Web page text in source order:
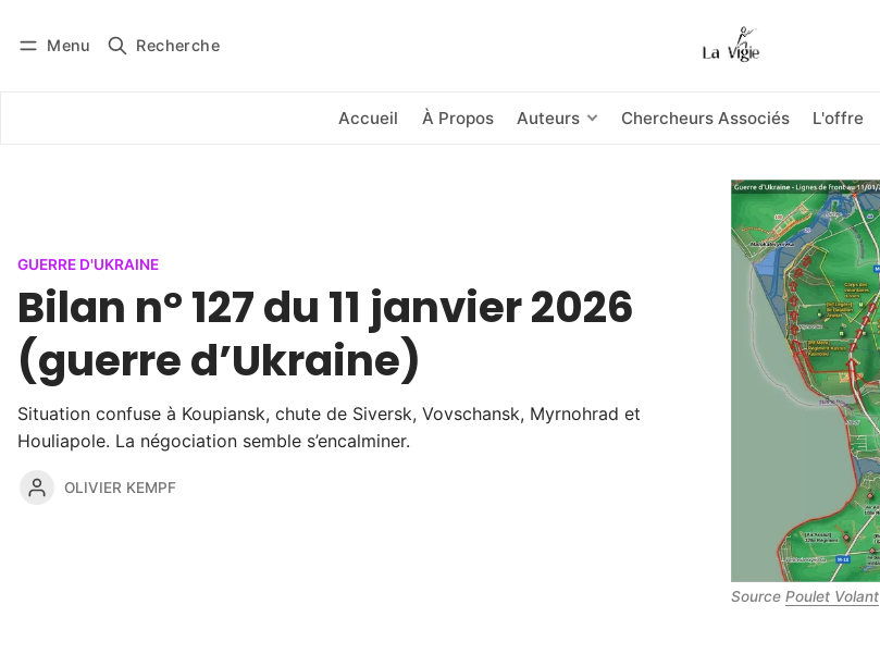
Menu Recherche
Accueil À Propos Auteurs Chercheurs Associés L'offre
Se connecter
GUERRE D'UKRAINE
Bilan n° 127 du 11 janvier 2026
(guerre d’Ukraine)
Situation confuse à Koupiansk, chute de Siversk, Vovschansk, Myrnohrad et
Houliapole. La négociation semble s’encalminer.
OLIVIER KEMPF
Source Poulet Volant